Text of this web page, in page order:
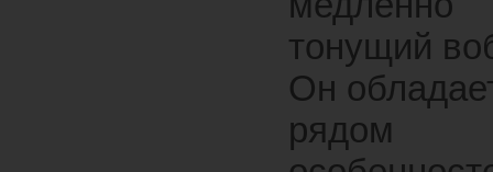
тонущий
Он
рядом